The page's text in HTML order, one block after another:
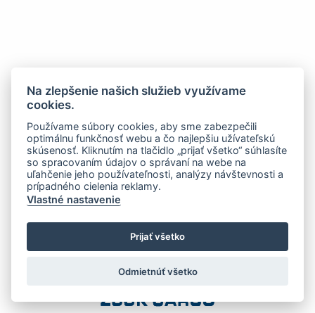
Na zlepšenie našich služieb využívame
cookies.
Používame súbory cookies, aby sme zabezpečili
optimálnu funkčnosť webu a čo najlepšiu užívateľskú
skúsenosť. Kliknutím na tlačidlo „prijať všetko“ súhlasíte
so spracovaním údajov o správaní na webe na
uľahčenie jeho používateľnosti, analýzy návštevnosti a
prípadného cielenia reklamy.
Vlastné nastavenie
Prijať všetko
Odmietnúť všetko